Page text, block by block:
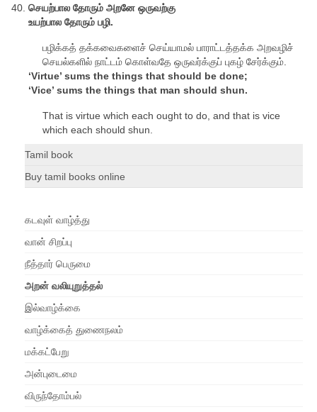
செயற்பால தோரும் அறனே ஒருவற்கு
உயற்பால தோரும் பழி.
பழிக்கத் தக்கவைகளைச் செய்யாமல் பாராட்டத்தக்க அறவழிச்
செயல்களில் நாட்டம் கொள்வதே ஒருவர்க்குப் புகழ் சேர்க்கும்.
‘Virtue’ sums the things that should be done;
‘Vice’ sums the things that man should shun.
That is virtue which each ought to do, and that is vice
which each should shun.
Tamil book
Buy tamil books online
கடவுள் வாழ்த்து
வான் சிறப்பு
நீத்தார் பெருமை
அறன் வலியுறுத்தல்
இல்வாழ்க்கை
வாழ்க்கைத் துணைநலம்
மக்கட்பேறு
அன்புடைமை
விருந்தோம்பல்